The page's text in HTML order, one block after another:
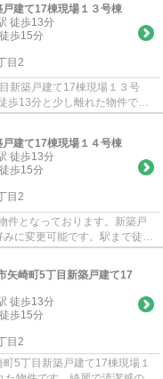
建て17棟現場１３号棟
徒歩13分
歩15分
目2
新築戸建て17棟現場１３号
歩13分と少し離れた物件で
いかが...
建て17棟現場１４号棟
徒歩13分
歩15分
目2
件となっております。新築戸
に変更可能です。駅まで徒歩
是...
崎町5丁目新築戸建て17
徒歩13分
歩15分
目2
5丁目新築戸建て17棟現場１